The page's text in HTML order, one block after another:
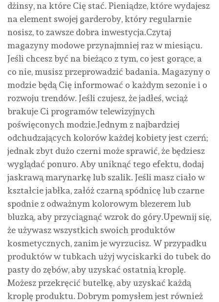
dżinsy, na które Cię stać. Pieniądze, które wydajesz
na element swojej garderoby, który regularnie
nosisz, to zawsze dobra inwestycja.Czytaj
magazyny modowe przynajmniej raz w miesiącu.
Jeśli chcesz być na bieżąco z tym, co jest gorące, a
co nie, musisz przeprowadzić badania. Magazyny o
modzie będą Cię informować o każdym sezonie i o
rozwoju trendów. Jeśli czujesz, że jadłeś, wciąż
brakuje Ci programów telewizyjnych
poświęconych modzie.Jednym z najbardziej
odchudzających kolorów każdej kobiety jest czerń;
jednak zbyt dużo czerni może sprawić, że będziesz
wyglądać ponuro. Aby uniknąć tego efektu, dodaj
jaskrawą marynarkę lub szalik. Jeśli masz ciało w
kształcie jabłka, załóż czarną spódnicę lub czarne
spodnie z odważnym kolorowym blezerem lub
bluzką, aby przyciągnąć wzrok do góry.Upewnij się,
że używasz wszystkich swoich produktów
kosmetycznych, zanim je wyrzucisz. W przypadku
produktów w tubkach użyj wyciskarki do tubek do
pasty do zębów, aby uzyskać ostatnią kroplę.
Możesz przekręcić butelkę, aby uzyskać każdą
kroplę produktu. Dobrym pomysłem jest również